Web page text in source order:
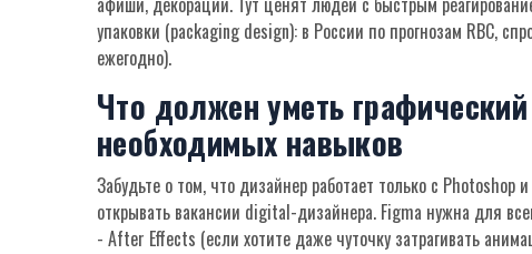
упаковки (packaging design): в России по прогнозам RBC,
ежегодно).
Что должен уметь
необходимых навыков
Забудьте о том, что дизайнер работает только с
открывать вакансии digital-дизайнера. Figma нужна для
- After Effects (если хотите даже чуточку затрагивать